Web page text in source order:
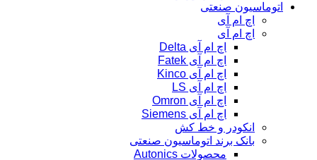
اتوماسیون صنعتی
اچ ام آی
اچ ام آی
اچ ام آی Delta
اچ ام آی Fatek
اچ ام آی Kinco
اچ ام آی LS
اچ ام آی Omron
اچ ام آی Siemens
انکودر و خط کش
بانک برند اتوماسیون صنعتی
محصولات Autonics